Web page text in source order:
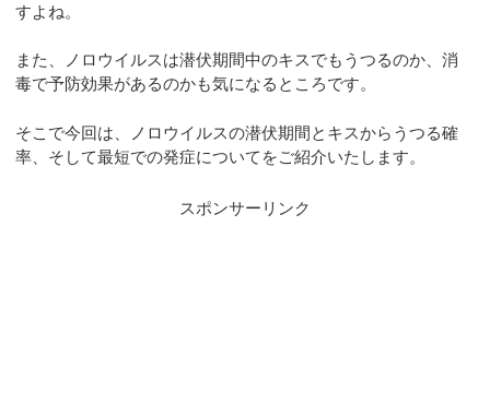
すよね。
また、ノロウイルスは潜伏期間中のキスでもうつるのか、消
毒で予防効果があるのかも気になるところです。
そこで今回は、ノロウイルスの潜伏期間とキスからうつる確
率、そして最短での発症についてをご紹介いたします。
スポンサーリンク